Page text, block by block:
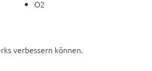
O2
verbessern können.